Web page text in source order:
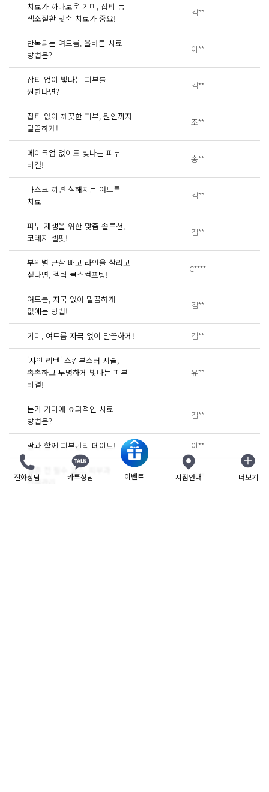
치료가 까다로운 기미, 잡티 등
색소질환 맞춤 치료가 중요!
김**
반복되는 여드름, 올바른 치료
방법은?
이**
잡티 없이 빛나는 피부를
원한다면?
김**
잡티 없이 깨끗한 피부, 원인까지
말끔하게!
조**
메이크업 없이도 빛나는 피부
비결!
송**
마스크 끼면 심해지는 여드름
치료
김**
피부 재생을 위한 맞춤 솔루션,
코레지 셀핏!
김**
부위별 군살 빼고 라인을 살리고
싶다면, 젤틱 쿨스컬프팅!
C****
여드름, 자국 없이 말끔하게
없애는 방법!
김**
기미, 여드름 자국 없이 말끔하게! 김**
'샤인 리텐' 스킨부스터 시술,
촉촉하고 투명하게 빛나는 피부
비결!
유**
눈가 기미에 효과적인 치료
방법은?
김**
딸과 함께 피부관리 데이트! 이**
결혼 전 필수 코스, 피부과
신부관리
윤** 닫기
전화상담 카톡상담 이벤트 지점안내 더보기